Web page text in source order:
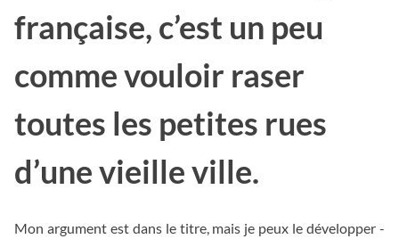
française, c’est un peu
comme vouloir raser
toutes les petites rues
d’une vieille ville.
Mon argument est dans le titre, mais je peux le développer -